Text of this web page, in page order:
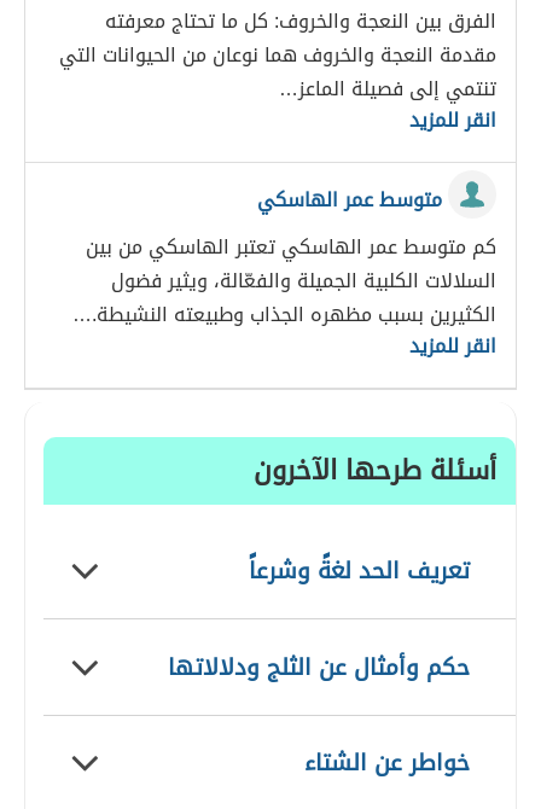
الفرق بين النعجة والخروف: كل ما تحتاج معرفته
مقدمة النعجة والخروف هما نوعان من الحيوانات التي
تنتمي إلى فصيلة الماعز…
انقر للمزيد
متوسط عمر الهاسكي
كم متوسط عمر الهاسكي تعتبر الهاسكي من بين
السلالات الكلبية الجميلة والفعّالة، ويثير فضول
الكثيرين بسبب مظهره الجذاب وطبيعته النشيطة.…
انقر للمزيد
أسئلة طرحها الآخرون
تعريف الحد لغةً وشرعاً
حكم وأمثال عن الثلج ودلالاتها
خواطر عن الشتاء